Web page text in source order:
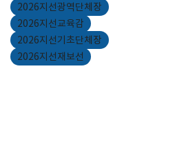
2026지선광역단체장
2026지선교육감
2026지선기초단체장
2026지선재보선